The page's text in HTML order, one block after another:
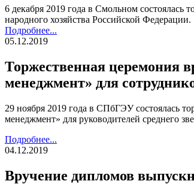
6 декабря 2019 года в Смольном состоялась
народного хозяйства Российской Федерации.
Подробнее...
05.12.2019
Торжественная церемония
менеджмент» для
29 ноября 2019 года в СПбГЭУ состоялась
менеджмент» для руководителей среднего
Подробнее...
04.12.2019
Вручение дипломов